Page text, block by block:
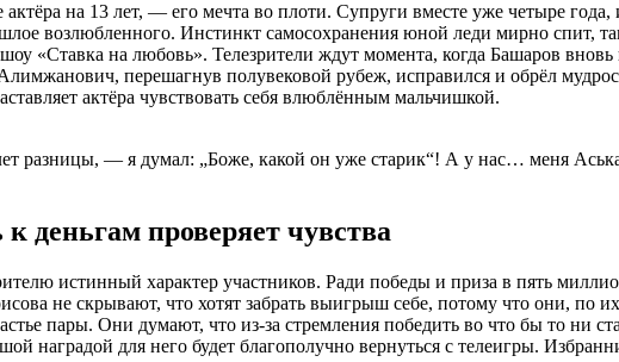
на 13 лет, — его мечта во плоти. Супруги вместе уже четыре
возлюбленного. Инстинкт самосохранения юной леди мирно спит,
«Ставка на любовь». Телезрители ждут момента, когда Башаров
перешагнув полувековой рубеж, исправился и обрёл
актёра чувствовать себя влюблённым мальчишкой.
разницы, — я думал: „Боже, какой он уже старик“! А у нас… меня
деньгам проверяет чувства
истинный характер участников. Ради победы и приза в пять
не скрывают, что хотят забрать выигрыш себе, потому что они, по
пары. Они думают, что из-за стремления победить во что бы то ни
наградой для него будет благополучно вернуться с телеигры.